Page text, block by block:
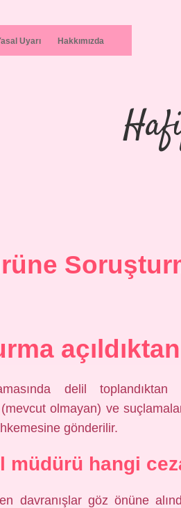
Uyarı Hakkımızda
delil
olmayan) ve
gönderilir.
müdürü hangi
davranışlar göz önüne